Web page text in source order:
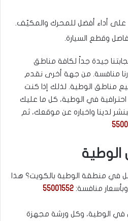
على أداء أفضل للمحرك والمكيّف.
وقطع السيارة.
جيدة جداً لكافة مناطق
منافسة. من جهة أخرى نقدم
مناطق الوطية. لذلك إذا كنت
في الوطية، كل ما عليك
لدينا واخباره عن موقعك، ثم
الوطية
في منطقة الوطية بالكويت؟ هذا
منافسة: 55001552
في الوطية، وكل ورشة مجهزة